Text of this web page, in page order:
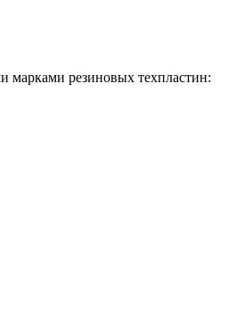
марками резиновых техпластин: